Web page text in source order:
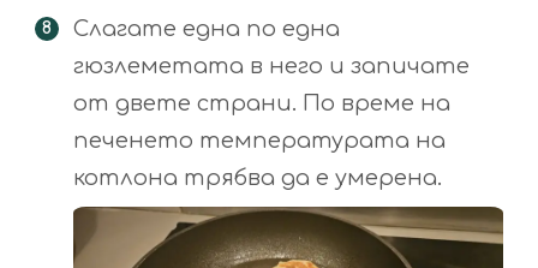
Слагате една по една
гюзлеметата в него и запичате
от двете страни. По време на
печенето температурата на
котлона трябва да е умерена.